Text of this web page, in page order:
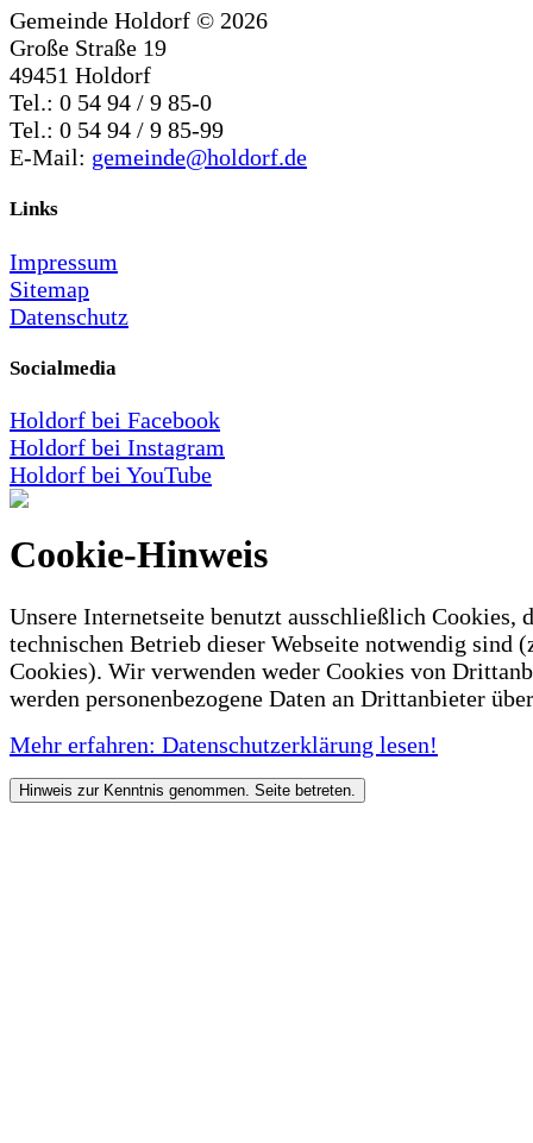
Gemeinde Holdorf © 2026
Große Straße 19
49451 Holdorf
Tel.: 0 54 94 / 9 85-0
Tel.: 0 54 94 / 9 85-99
E-Mail: gemeinde@holdorf.de
Links
Impressum
Sitemap
Datenschutz
Socialmedia
Holdorf bei Facebook
Holdorf bei Instagram
Holdorf bei YouTube
Cookie-Hinweis
Unsere Internetseite benutzt ausschließlich Cookies,
technischen Betrieb dieser Webseite notwendig sind
Cookies). Wir verwenden weder Cookies von
werden personenbezogene Daten an Drittanbieter
Mehr erfahren: Datenschutzerklärung lesen!
Hinweis zur Kenntnis genommen. Seite betreten.